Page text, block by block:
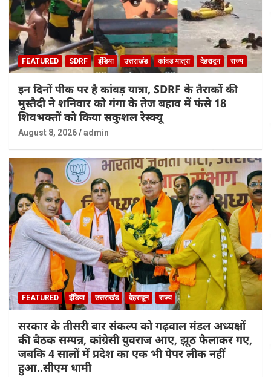
FEATURED SDRF इंडिया उत्तराखंड कांवड यात्रा देहरादून राज्य
इन दिनों पीक पर है कांवड़ यात्रा, SDRF के तैराकों की
मुस्तैदी ने शनिवार को गंगा के तेज बहाव में फंसे 18
शिवभक्तों को किया सकुशल रेस्क्यू
August 8, 2026 admin
FEATURED इंडिया उत्तराखंड देहरादून राज्य
सरकार के तीसरी बार संकल्प को गढ़वाल मंडल अध्यक्षों
की बैठक सम्पन्न, कांग्रेसी युवराज आए, झूठ फैलाकर गए,
जबकि 4 सालों में प्रदेश का एक भी पेपर लीक नहीं
हुआ..सीएम धामी